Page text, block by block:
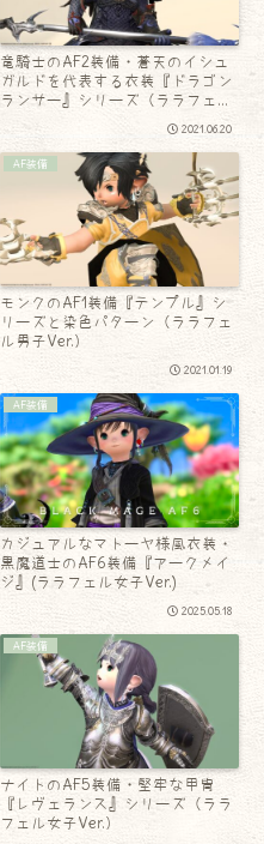
竜騎士のAF2装備・蒼天のイシュ
ガルドを代表する衣装『ドラゴン
ランサー』シリーズ（ララフェル
2021.06.20
AF装備
モンクのAF1装備『テンプル』シ
リーズと染色パターン（ララフェ
ル男子Ver.）
2021.01.19
AF装備
カジュアルなマトーヤ様風衣装・
黒魔道士のAF6装備『アークメイ
ジ』(ララフェル女子Ver.)
2025.05.18
AF装備
ナイトのAF5装備・堅牢な甲冑
『レヴェランス』シリーズ（ララ
フェル女子Ver.）